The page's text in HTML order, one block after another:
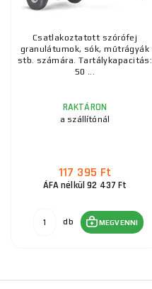
Csatlakoztatott szórófej
granulátumok, sók, műtrágyák
stb. számára. Tartálykapacitás:
50 ...
RAKTÁRON
a szállítónál
117 395 Ft
ÁFA nélkül 92 437 Ft
db MEGVENNI